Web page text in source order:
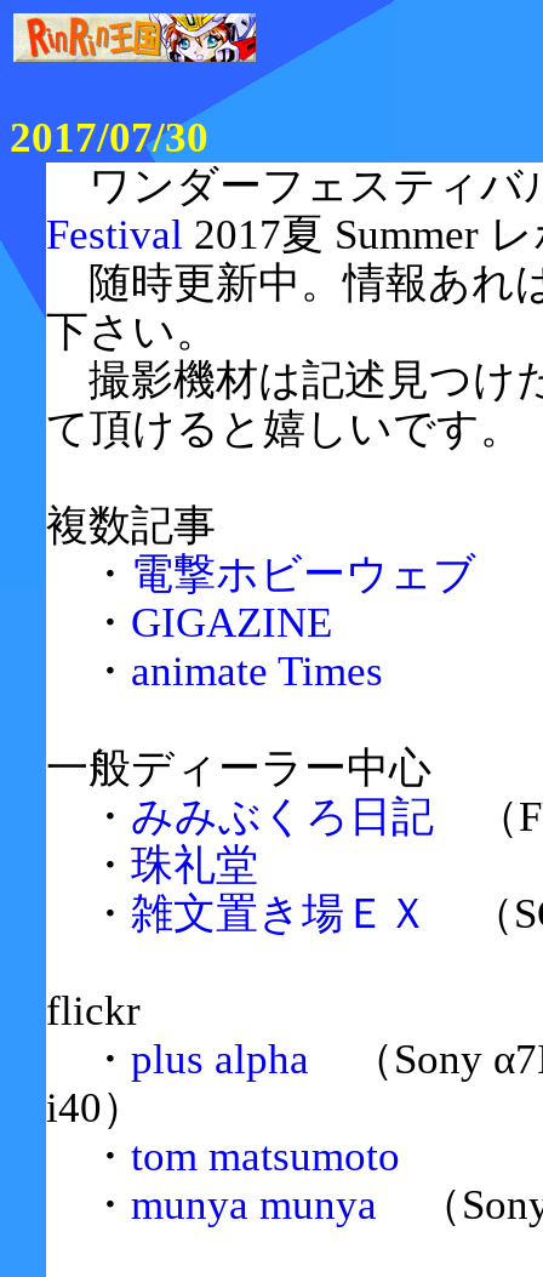
2017/07/30
ワンダーフェスティバ
Festival 2017夏 Summer
随時更新中。情報あれ
下さい。
撮影機材は記述見つけ
て頂けると嬉しいです。
複数記事
・ 電撃ホビーウェブ
・ GIGAZINE
・ animate Times
一般ディーラー中心
・ みみぶくろ日記 （
・ 珠礼堂
・ 雑文置き場ＥＸ （
flickr
・ plus alpha （Sony
i40）
・ tom matsumoto
・ munya munya （